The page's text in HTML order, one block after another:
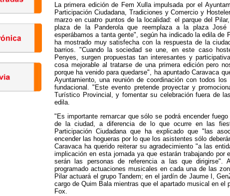
La primera edición de Fem Xulla impulsada por el
Participación Ciudadana, Tradiciones y Comercio y
marzo en cuatro puntos de la localidad: el parque del
plaza de la Panderola que reemplaza a la plaza
esperábamos a tanta gente", según ha indicado la edila de
ha mostrado muy satisfecha con la respuesta de la
barrios. "Cuando la sociedad se une, en este caso
Penyes, surgen propuestas tan interesantes y
cosa mejorable al tratarse de una primera edición pero
porque ha venido para quedarse", ha apuntado Caravaca
Ayuntamiento, una reunión de coordinación con todos
fundacional. "Este evento pretende proyectar y
Turístico Provincial, y fomentar su celebración fuera de
edila.
"Es importante remarcar que sólo se podrá encender
de la ciudad, a diferencia de lo que ocurre en las
Participación Ciudadana que ha explicado que "las
encender las hogueras por lo que los asistentes sólo
Caravaca ha querido reiterar su agradecimiento "a las
implicación en esta jornada ya que estarán trabajando
serán las personas de referencia a las que dirigirse".
programado actuaciones musicales en cada una de las
Pilar actuará el grupo Tandem; en el jardín de Jaume I,
cargo de Quim Bala mientras que el apartado musical en el
Fox.